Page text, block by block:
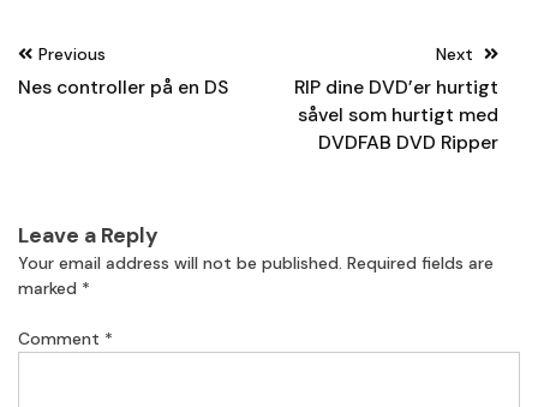
Post
navigation
Previous
Nes controller på en DS
Next
RIP dine DVD’er hurtigt
såvel som hurtigt med
DVDFAB DVD Ripper
Leave a Reply
Your email address will not be published. Required fields are
marked *
Comment *